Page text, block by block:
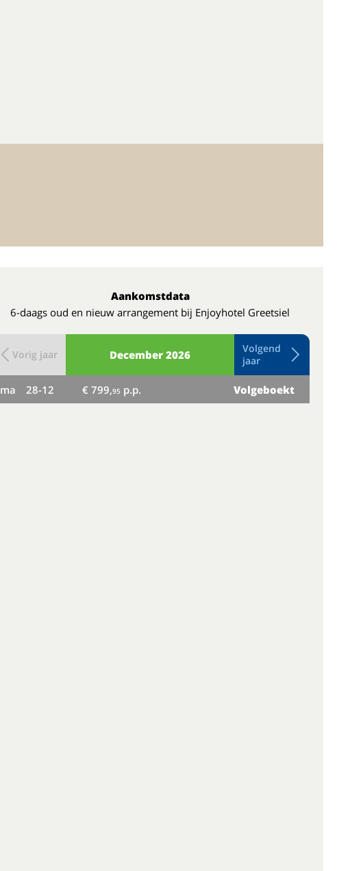
Aankomstdata
6-daags oud en nieuw arrangement bij Enjoyhotel Greetsiel
December 2026
Vorig jaar
Volgend
jaar
ma 28-12 € 799,95 p.p. Volgeboekt